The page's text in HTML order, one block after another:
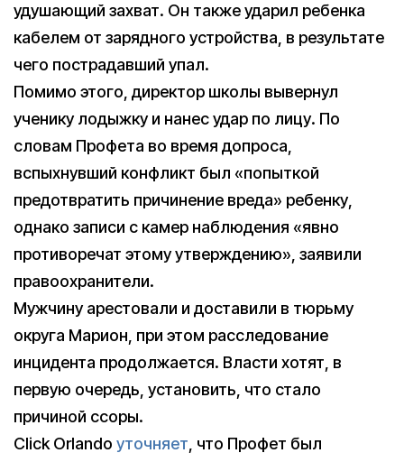
удушающий захват. Он также ударил ребенка
кабелем от зарядного устройства, в результате
чего пострадавший упал.
Помимо этого, директор школы вывернул
ученику лодыжку и нанес удар по лицу. По
словам Профета во время допроса,
вспыхнувший конфликт был «попыткой
предотвратить причинение вреда» ребенку,
однако записи с камер наблюдения «явно
противоречат этому утверждению», заявили
правоохранители.
Мужчину арестовали и доставили в тюрьму
округа Марион, при этом расследование
инцидента продолжается. Власти хотят, в
первую очередь, установить, что стало
причиной ссоры.
Click Orlando уточняет, что Профет был